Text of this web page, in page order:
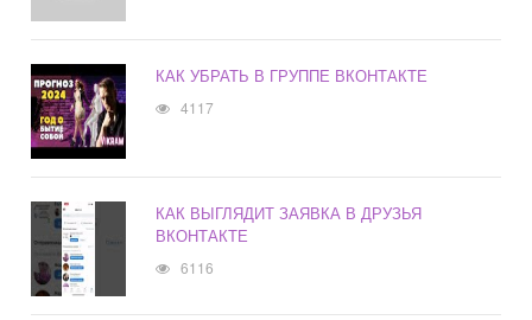
КАК УБРАТЬ В ГРУППЕ ВКОНТАКТЕ
4117
КАК ВЫГЛЯДИТ ЗАЯВКА В ДРУЗЬЯ
ВКОНТАКТЕ
6116